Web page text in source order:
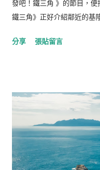
發吧！鐵三角 》的節目，便
鐵三角》正好介紹鄰近的基
貿易港口之一，是公視的電
刻而成的海蝕洞，早年佛
海工程而離港，才形成海
的空間不太大，除了天然形
跡，點上燈光，像是小說
防空洞與軍隊避難駐紮之據
分享 張貼留言